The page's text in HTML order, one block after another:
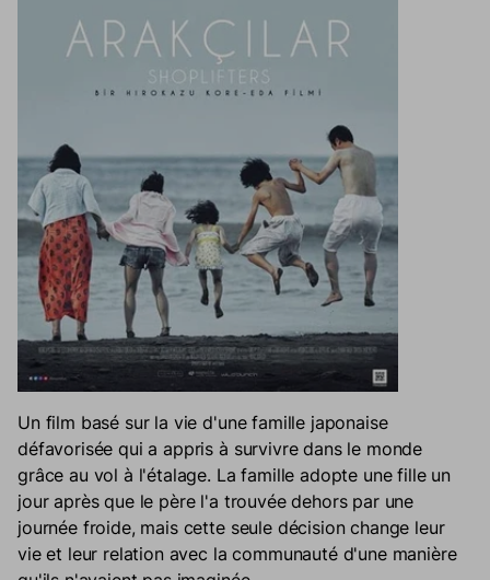
Un film basé sur la vie d'une famille japonaise
défavorisée qui a appris à survivre dans le monde
grâce au vol à l'étalage. La famille adopte une fille un
jour après que le père l'a trouvée dehors par une
journée froide, mais cette seule décision change leur
vie et leur relation avec la communauté d'une manière